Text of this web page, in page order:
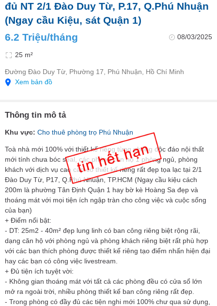
đủ NT 2/1 Đào Duy Từ, P.17, Q.Phú Nhuận
(Ngay cầu Kiệu, sát Quận 1)
6.2 Triệu/tháng
08/03/2025
25 m²
Đường Đào Duy Từ, Phường 17, Phú Nhuận, Hồ Chí Minh
Xem bản đồ
Thông tin mô tả
Khu vực: Cho thuê phòng trọ Phú Nhuận
Toà nhà mới 100% với thiết kế riêng từng phòng độc đáo nội thất
mới tính chưa bóc seal, các phòng căn hộ 1 phòng ngủ, phòng
khách với dịch vụ cao cấp có thiết kế riêng rất đẹp tọa lạc tại 2/1
Đào Duy Từ, P17, Q.Phú Nhuận, TP.HCM (Ngay cầu kiệu cách
200m là phường Tân Định Quận 1 hay bờ kè Hoàng Sa đẹp và
thoáng mát với mọi tiện ích ngập tràn cho công việc và cuộc sống
của bạn)
+ Điểm nổi bật:
- DT: 25m2 - 40m² đẹp lung linh có ban công riêng biệt rộng rãi,
dạng căn hộ với phòng ngủ và phòng khách riêng biệt rất phù hợp
với các bạn thích phòng được thiết kế riêng tạo điểm nhấn hiện đại
hay các bạn có công việc livestream.
+ Đủ tiện ích tuyệt vời:
- Không gian thoáng mát với tất cả các phòng đều có cửa sổ lớn
mở ra ngoài trời, nhiều phòng thiết kế ban công riêng rất đẹp.
- Trong phòng có đầy đủ các tiện nghi mới 100% chư qua sử dụng,